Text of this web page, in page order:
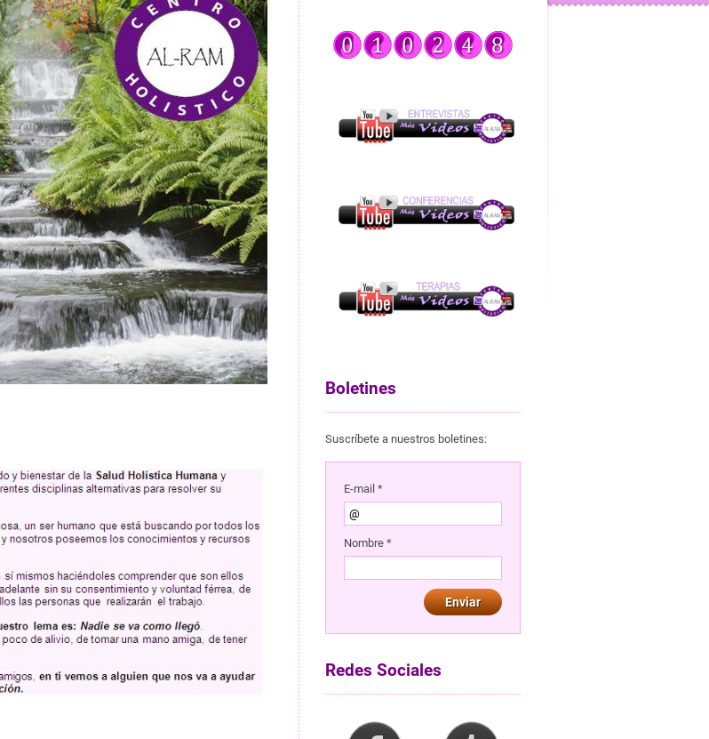
Boletines
Suscríbete a nuestros boletines:
E-mail *
Nombre *
Redes Sociales